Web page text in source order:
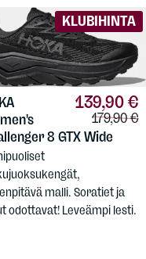
KLUBIHINTA
139,90 €
179,90 €
8 GTX Wide
malli. Soratiet ja
odottavat! Leveämpi lesti.